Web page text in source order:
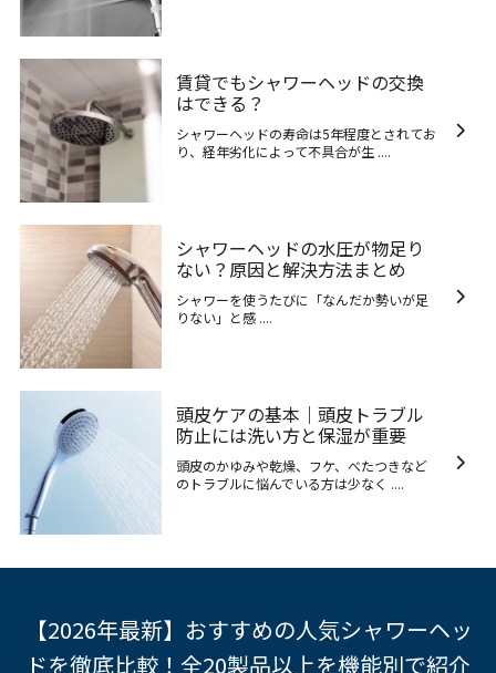
賃貸でもシャワーヘッドの交換
はできる？
シャワーヘッドの寿命は5年程度とされてお
り、経年劣化によって不具合が生 ....
シャワーヘッドの水圧が物足り
ない？原因と解決方法まとめ
シャワーを使うたびに「なんだか勢いが足
りない」と感 ....
頭皮ケアの基本｜頭皮トラブル
防止には洗い方と保湿が重要
頭皮のかゆみや乾燥、フケ、べたつきなど
のトラブルに悩んでいる方は少なく ....
【2026年最新】おすすめの人気シャワーヘッ
ドを徹底比較！全20製品以上を機能別で紹介